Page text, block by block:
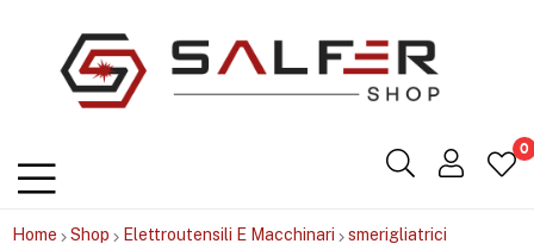
0
Home Shop Elettroutensili E Macchinari
smerigliatrici